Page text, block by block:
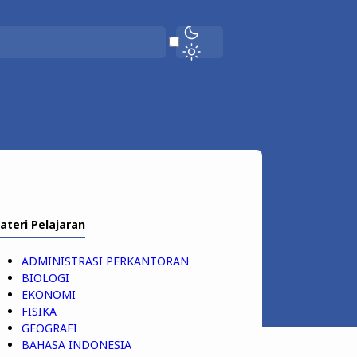
Pelajaran
ADMINISTRASI PERKANTORAN
BIOLOGI
EKONOMI
FISIKA
GEOGRAFI
BAHASA INDONESIA